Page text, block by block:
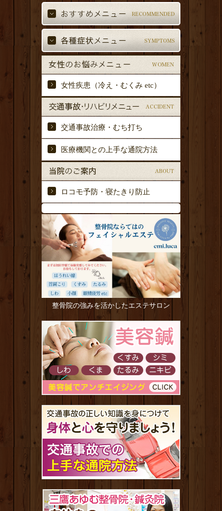
女性疾患（冷え・むくみ etc）
交通事故治療・むち打ち
医療機関との上手な通院方法
ロコモ予防・寝たきり防止
整骨院の強みを活かしたエステサロン